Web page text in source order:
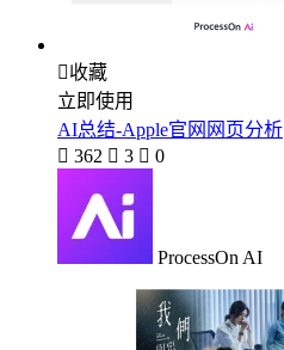
收藏
立即使用
AI总结-Apple官网网页分析
 362  3  0
ProcessOn AI